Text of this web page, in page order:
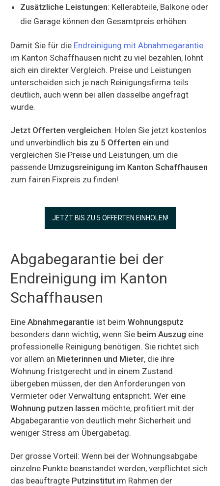
Zusätzliche Leistungen: Kellerabteile, Balkone oder
die Garage können den Gesamtpreis erhöhen.
Damit Sie für die Endreinigung mit Abnahmegarantie
im Kanton Schaffhausen nicht zu viel bezahlen, lohnt
sich ein direkter Vergleich. Preise und Leistungen
unterscheiden sich je nach Reinigungsfirma teils
deutlich, auch wenn bei allen dasselbe angefragt
wurde.
Jetzt Offerten vergleichen: Holen Sie jetzt kostenlos
und unverbindlich bis zu 5 Offerten ein und
vergleichen Sie Preise und Leistungen, um die
passende Umzugsreinigung im Kanton Schaffhausen
zum fairen Fixpreis zu finden!
JETZT BIS ZU 5 OFFERTEN EINHOLEN!
Abgabegarantie bei der
Endreinigung im Kanton
Schaffhausen
Eine Abnahmegarantie ist beim Wohnungsputz
besonders dann wichtig, wenn Sie beim Auszug eine
professionelle Reinigung benötigen. Sie richtet sich
vor allem an Mieterinnen und Mieter, die ihre
Wohnung fristgerecht und in einem Zustand
übergeben müssen, der den Anforderungen von
Vermieter oder Verwaltung entspricht. Wer eine
Wohnung putzen lassen möchte, profitiert mit der
Abgabegarantie von deutlich mehr Sicherheit und
weniger Stress am Übergabetag.
Der grosse Vorteil: Wenn bei der Wohnungsabgabe
einzelne Punkte beanstandet werden, verpflichtet sich
das beauftragte Putzinstitut im Rahmen der